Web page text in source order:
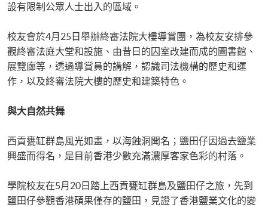
設有限制公眾人士出入的區域。
校友會於4月25日舉辦終審法院大樓導賞團，為校友安排參
觀終審法庭大堂和設施、由昔日的囚室改建而成的圖書館、
展覽廊等，透過導賞員的講解，認識司法機構的歷史和運
作，以及終審法院大樓的歷史和建築特色。
與大自然共舞
西貢甕缸群島風光如畫，以海蝕洞聞名；鹽田仔因過去鹽業
興盛而得名，是目前香港少數充滿濃厚客家色彩的村落。
學院校友在5月20日踏上西貢甕缸群島及鹽田仔之旅，先到
鹽田仔參觀香港碩果僅存的鹽田，見證了香港鹽業文化的變